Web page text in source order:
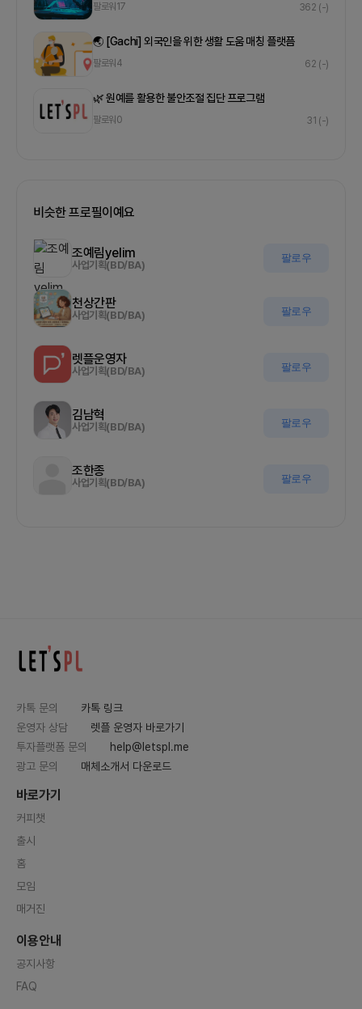
팔로워 17 362 (-)
🌏 [Gachi] 외국인을 위한 생활 도움 매칭 플랫픔
팔로워 4 62 (-)
🌿 원예를 활용한 불안조절 집단 프로그램
팔로워 0 31 (-)
비슷한 프로필이예요
조예림yelim
사업기획(BD/BA)
팔로우
천상간판
사업기획(BD/BA) 팔로우
렛플운영자
사업기획(BD/BA) 팔로우
김남혁
사업기획(BD/BA) 팔로우
조한종
사업기획(BD/BA) 팔로우
카톡 문의
카톡 링크
운영자 상담
렛플 운영자 바로가기
투자플랫폼 문의
help@letspl.me
광고 문의
매체소개서 다운로드
바로가기
커피챗
출시
홈
모임
매거진
이용안내
공지사항
FAQ